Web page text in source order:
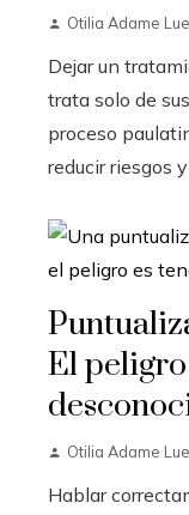
Otilia Adame
Dejar un
trata solo de
proceso
reducir riesgos
El
Otilia Adame
Hablar